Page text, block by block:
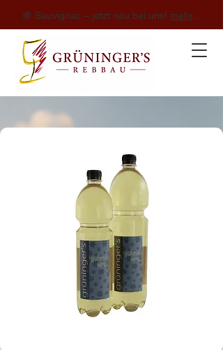
🍇 Sauvignac – jetzt neu bei uns! mehr...